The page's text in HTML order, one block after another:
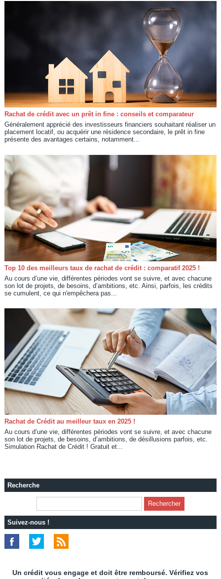
Rachat de crédit avec un prêt in fine : conseils et comparateur
Généralement apprécié des investisseurs financiers souhaitant réaliser un
placement locatif, ou acquérir une résidence secondaire, le prêt in fine
présente des avantages certains, notamment...
Top 10 des meilleurs taux de rachat de crédit : comparatif 2025 !
Au cours d’une vie, différentes périodes vont se suivre, et avec chacune
son lot de projets, de besoins, d’ambitions, etc. Ainsi, parfois, les crédits
se cumulent, ce qui n'empêchera pas...
Rachat de Crédit au meilleur taux en 2025 !
Au cours d’une vie, différentes périodes vont se suivre, et avec chacune
son lot de projets, de besoins, d’ambitions, de désillusions parfois, etc.
Simulation Rachat de Crédit ! Gratuit et...
Recherche
Suivez-nous !
Un crédit vous engage et doit être remboursé. Vérifiez vos